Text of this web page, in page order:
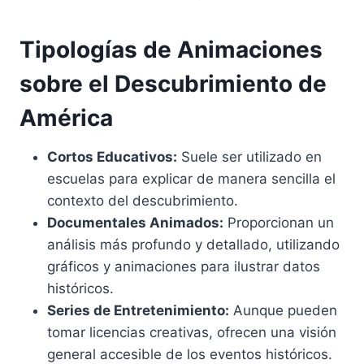
Tipologías de Animaciones
sobre el Descubrimiento de
América
Cortos Educativos: Suele ser utilizado en
escuelas para explicar de manera sencilla el
contexto del descubrimiento.
Documentales Animados: Proporcionan un
análisis más profundo y detallado, utilizando
gráficos y animaciones para ilustrar datos
históricos.
Series de Entretenimiento: Aunque pueden
tomar licencias creativas, ofrecen una visión
general accesible de los eventos históricos.